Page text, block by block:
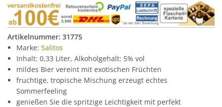
Artikelnummer: 31775
Marke: Salitos
Inhalt: 0,33 Liter, Alkoholgehalt: 5% vol
mildes Bier vereint mit exotischen Früchten
fruchtige, tropische Mischung erzeugt echtes
Sommerfeeling
genießen Sie die spritzige Leichtigkeit mit perfekt